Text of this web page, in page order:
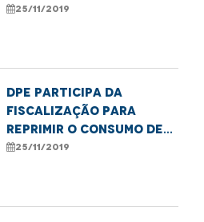
crianças e
25/11/2019
DPE participa da
fiscalização para
reprimir o consumo de
álcool entre
25/11/2019